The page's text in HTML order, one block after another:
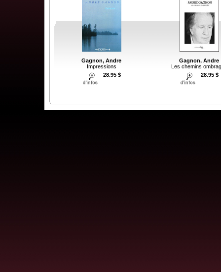
Gagnon, Andre
Impressions
28.95 $
Gagnon, Andre
Les chemins
28.95 $